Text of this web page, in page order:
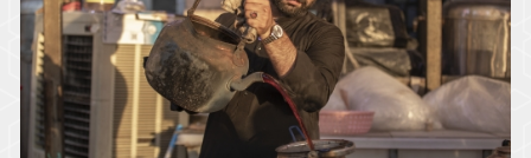
موكب السادة الخدم - العتبة العباسية المقدسة